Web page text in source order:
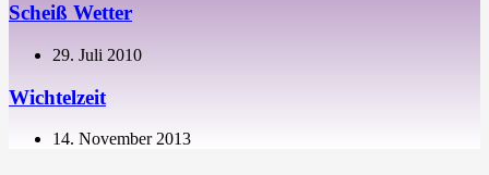
Scheiß Wetter
29. Juli 2010
Wichtelzeit
14. November 2013